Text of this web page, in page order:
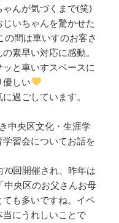
んが気づくまで(笑)
いちゃんを驚かせた
の間は車いすのお客さ
素早い対応に感動。
と車いすスペースに
優しい
過ごしています。
中央区文化・生涯学
習会についてお話を
回開催され、昨年は
中央区のお父さんお母
も多いですね。イベ
にうれしいことで